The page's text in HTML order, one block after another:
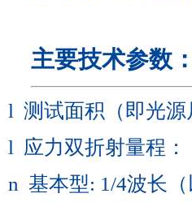
主要技术参数
l 测试面积（即光源
l 应力双折射量程：
n 基本型: 1/4波长